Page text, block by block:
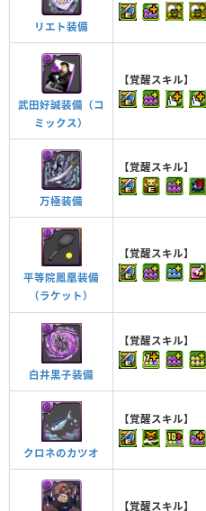
リエト装備
武田好誠装備（コ
ミックス）
【覚醒スキル】
万極装備
【覚醒スキル】
平等院鳳凰装備
（ラケット）
【覚醒スキル】
白井黒子装備
【覚醒スキル】
クロネのカツオ
【覚醒スキル】
【覚醒スキル】